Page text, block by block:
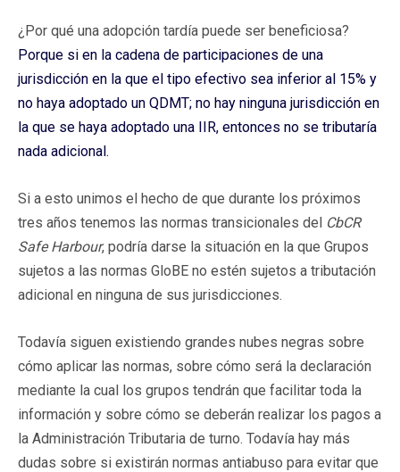
¿Por qué una adopción tardía puede ser beneficiosa?
Porque si en la cadena de participaciones de una
jurisdicción en la que el tipo efectivo sea inferior al 15% y
no haya adoptado un QDMT; no hay ninguna jurisdicción en
la que se haya adoptado una IIR, entonces no se tributaría
nada adicional.
Si a esto unimos el hecho de que durante los próximos
tres años tenemos las normas transicionales del CbCR
Safe Harbour, podría darse la situación en la que Grupos
sujetos a las normas GloBE no estén sujetos a tributación
adicional en ninguna de sus jurisdicciones.
Todavía siguen existiendo grandes nubes negras sobre
cómo aplicar las normas, sobre cómo será la declaración
mediante la cual los grupos tendrán que facilitar toda la
información y sobre cómo se deberán realizar los pagos a
la Administración Tributaria de turno. Todavía hay más
dudas sobre si existirán normas antiabuso para evitar que